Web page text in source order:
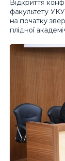
Відкриття
факультету
на початку
плідної